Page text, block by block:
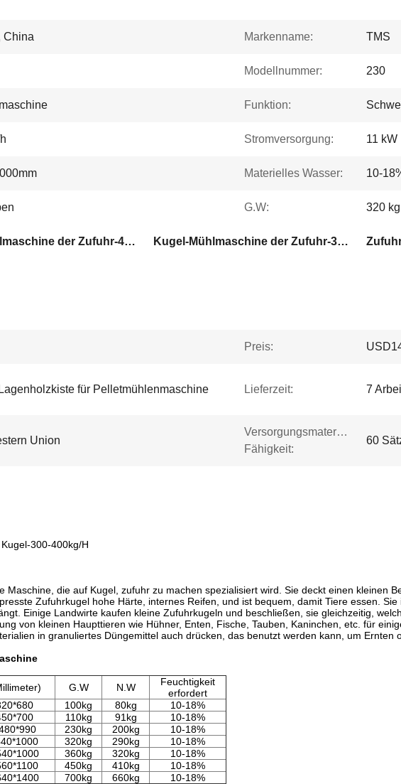
China Markenname: TMS
Modellnummer: 230
Funktion:
Stromversorgung: 11 kW
Materielles Wasser: 10-
G.W: 320 kg
Kugel-Mühlmaschine der Zufuhr-400Kg/H Kugel-Mühlmaschine der Zufuhr-300Kg/H
Preis:
für Pelletmühlenmaschine Lieferzeit: 7
Union
Versorgungsmaterial-
Fähigkeit:
60
300-400kg/H
Maschine, die auf Kugel, zufuhr zu machen spezialisiert wird. Sie deckt einen kleinen
Zufuhrkugel hohe Härte, internes Reifen, und ist bequem, damit Tiere essen.
Einige Landwirte kaufen kleine Zufuhrkugeln und beschließen, sie gleichzeitig,
von kleinen Haupttieren wie Hühner, Enten, Fische, Tauben, Kaninchen, etc. für
in granuliertes Düngemittel auch drücken, das benutzt werden kann, um Ernten
G.W N.W
Feuchtigkeit
erfordert
100kg 80kg
10-18%
110kg 91kg
10-18%
230kg 200kg
10-18%
320kg 290kg
10-18%
360kg 320kg
10-18%
450kg 410kg
10-18%
700kg 660kg 10-18%